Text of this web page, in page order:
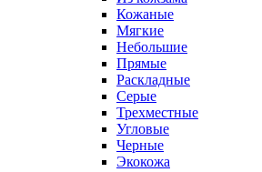
Кожаные
Мягкие
Небольшие
Прямые
Раскладные
Серые
Трехместные
Угловые
Черные
Экокожа